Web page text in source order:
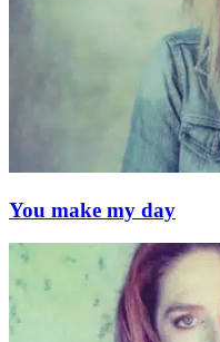
You make my day